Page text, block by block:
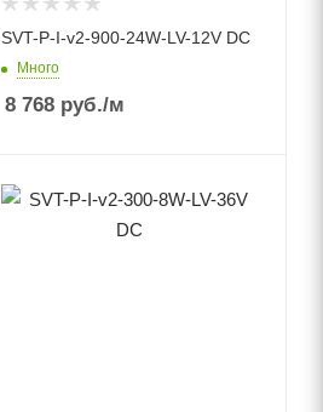
SVT-P-I-v2-900-24W-LV-12V DC
Много
8 768 руб./м